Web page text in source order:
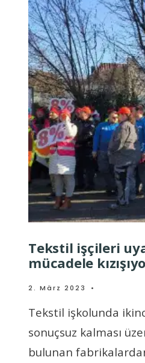
Tekstil işçileri
mücadele
2. März 2023 •
Tekstil işkolunda
sonuçsuz kalması
bulunan